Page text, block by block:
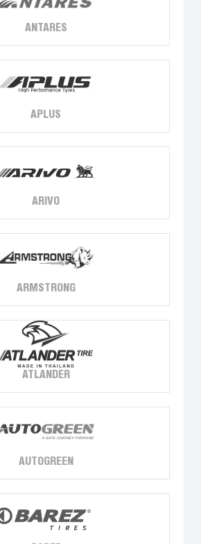
ANTARES
APLUS
ARIVO
ARMSTRONG
ATLANDER
AUTOGREEN